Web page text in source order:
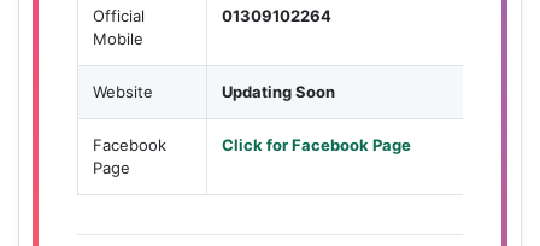
Official
Mobile
01309102264
Website Updating Soon
Facebook
Page
Click for Facebook Page